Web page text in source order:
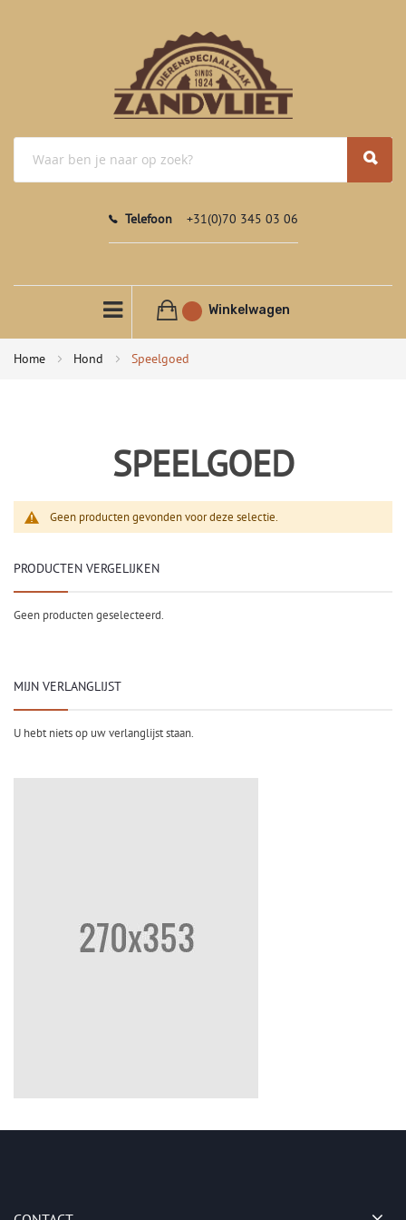
Telefoon+31(0)70 345 03 06
Winkelwagen
Home Hond Speelgoed
SPEELGOED
Geen producten gevonden voor deze selectie.
PRODUCTEN VERGELIJKEN
Geen producten geselecteerd.
MIJN VERLANGLIJST
U hebt niets op uw verlanglijst staan.